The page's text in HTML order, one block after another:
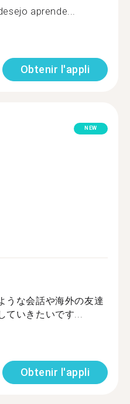
aprende...
Obtenir l'appli
NEW
うな会話や海外の友達
ていきたいです...
Obtenir l'appli